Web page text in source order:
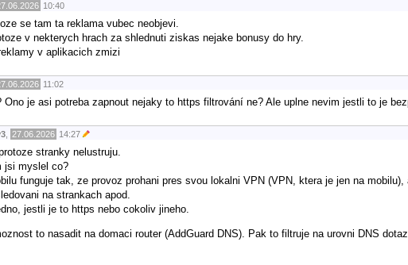
10:40
se tam ta reklama vubec neobjevi.
v nekterych hrach za shlednuti ziskas nejake bonusy do hry.
v aplikacich zmizi
11:02
Ono je asi potreba zapnout nejaky to https filtrování ne? Ale uplne nevim jestli to je
27.06.2026 14:27
stranky nelustruju.
jsi myslel co?
funguje tak, ze provoz prohani pres svou lokalni VPN (VPN, ktera je jen na
na strankach apod.
jestli je to https nebo cokoliv jineho.
to nasadit na domaci router (AddGuard DNS). Pak to filtruje na urovni DNS